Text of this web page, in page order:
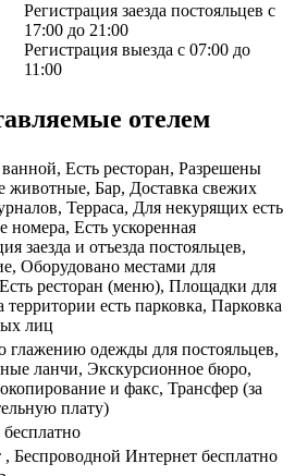
Регистрация заезда постояльцев с
17:00 до 21:00
Регистрация выезда с 07:00 до
11:00
отелем
Есть ресторан, Разрешены
животные, Бар, Доставка свежих
Терраса, Для некурящих есть
номера, Есть ускоренная
заезда и отъезда постояльцев,
Оборудовано местами для
ресторан (меню), Площадки для
территории есть парковка, Парковка
лиц
глажению одежды для постояльцев,
ланчи, Экскурсионное бюро,
и факс, Трансфер (за
плату)
Беспроводной Интернет бесплатно